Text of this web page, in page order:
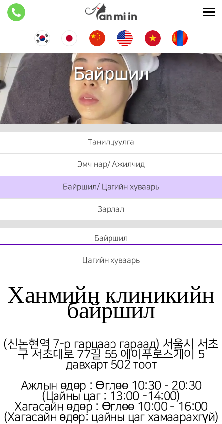
Байршил
Танилцуулга
Эмч нар/ Ажилчид
Байршил/ Цагийн хуваарь
Зарлал
Байршил
Цагийн хуваарь
Ханмийн клиникийн
байршил
(신논현역 7-р гарцаар гараад) 서울시 서초
구 서초대로 77길 55 에이푸로스케어 5
давхарт 502 тоот
Ажлын өдөр : Өглөө 10:30 - 20:30
(Цайны цаг : 13:00 -14:00)
Хагасайн өдөр : Өглөө 10:00 - 16:00
(Хагасайн өдөр: цайны цаг хамаарахгүй)